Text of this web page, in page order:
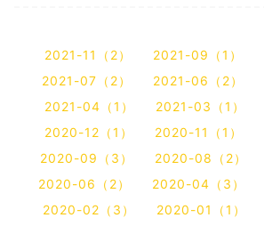
2021-11（2） 2021-09（1）
2021-07（2）
2021-06（2）
2021-04（1）
2021-03（1）
2020-12（1）
2020-11（1）
2020-09（3）
2020-08（2）
2020-06（2）
2020-04（3）
2020-02（3）
2020-01（1）